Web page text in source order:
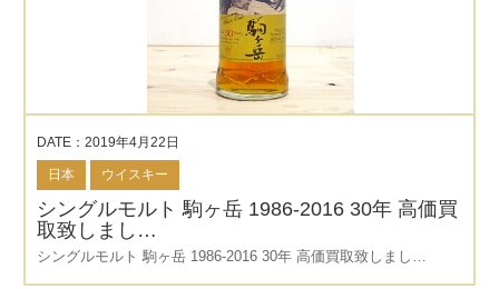
DATE：2019年4月22日
日本 ウイスキー
シングルモルト 駒ヶ岳 1986-2016 30年 高価買
取致しまし…
シングルモルト 駒ヶ岳 1986-2016 30年 高価買取致しまし…